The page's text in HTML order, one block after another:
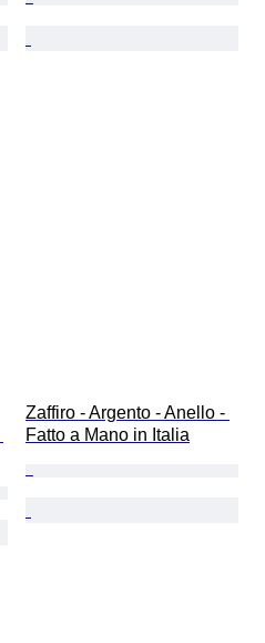
Zaffiro - Argento - Anello -
Fatto a Mano in Italia